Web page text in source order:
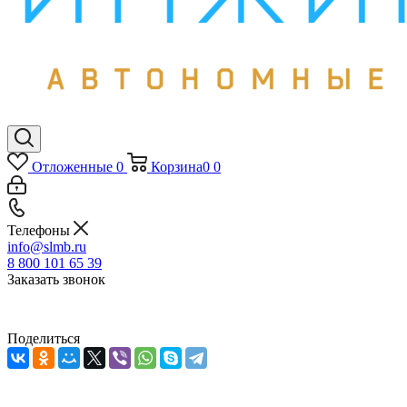
Отложенные 0 Корзина0 0
Телефоны
info@slmb.ru
8 800 101 65 39
Заказать звонок
Поделиться